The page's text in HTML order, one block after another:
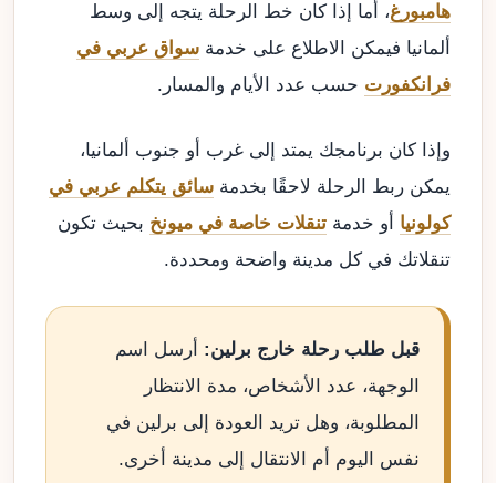
هامبورغ، أما إذا كان خط الرحلة يتجه إلى وسط
ألمانيا فيمكن الاطلاع على خدمة سواق عربي في
فرانكفورت حسب عدد الأيام والمسار.
وإذا كان برنامجك يمتد إلى غرب أو جنوب ألمانيا،
يمكن ربط الرحلة لاحقًا بخدمة سائق يتكلم عربي في
كولونيا أو خدمة تنقلات خاصة في ميونخ بحيث تكون
تنقلاتك في كل مدينة واضحة ومحددة.
قبل طلب رحلة خارج برلين: أرسل اسم
الوجهة، عدد الأشخاص، مدة الانتظار
المطلوبة، وهل تريد العودة إلى برلين في
نفس اليوم أم الانتقال إلى مدينة أخرى.